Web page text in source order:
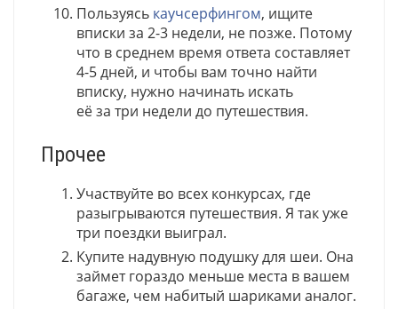
Пользуясь каучсерфингом, ищите
вписки за 2-3 недели, не позже. Потому
что в среднем время ответа составляет
4-5 дней, и чтобы вам точно найти
вписку, нужно начинать искать
её за три недели до путешествия.
Прочее
Участвуйте во всех конкурсах, где
разыгрываются путешествия. Я так уже
три поездки выиграл.
Купите надувную подушку для шеи. Она
займет гораздо меньше места в вашем
багаже, чем набитый шариками аналог.